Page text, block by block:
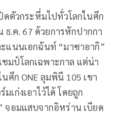
ดตัวกระหึ่มไปทั่วโลกในศึก
ธ.ค. 67 ด้วยการหักปากกา
แนนเอกฉันท์ “มาซาอากิ”
มป์โลกเฉพาะกาล แต่น่า
ศึก ONE ลุมพินี 105 เขา
เก่งเอาไว้ได้ โดยถูก
จอมแสบจากอิหร่าน เบียด